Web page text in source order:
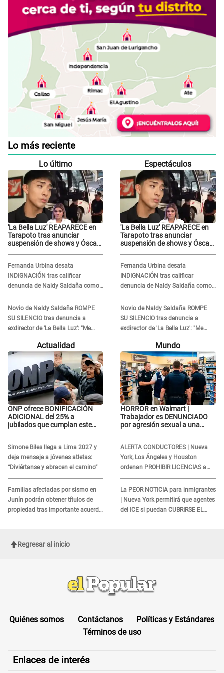
Lo más reciente
Lo último
'La Bella Luz' REAPARECE en
Tarapoto tras anunciar
suspensión de shows y Óscar
Fernanda Urbina desata
INDIGNACIÓN tras calificar
denuncia de Naldy Saldaña como
'acto bochornoso': "No es justo
atacar a otra mujer"
Novio de Naldy Saldaña ROMPE
SU SILENCIO tras denuncia a
exdirector de 'La Bella Luz': "Me
basta con que ella esté bien"
Espectáculos
'La Bella Luz' REAPARECE en
Tarapoto tras anunciar
suspensión de shows y Óscar
Fernanda Urbina desata
INDIGNACIÓN tras calificar
denuncia de Naldy Saldaña como
'acto bochornoso': "No es justo
atacar a otra mujer"
Novio de Naldy Saldaña ROMPE
SU SILENCIO tras denuncia a
exdirector de 'La Bella Luz': "Me
basta con que ella esté bien"
Actualidad
ONP ofrece BONIFICACIÓN
ADICIONAL del 25% a
jubilados que cumplan este
Simone Biles llega a Lima 2027 y
deja mensaje a jóvenes atletas:
“Diviértanse y abracen el camino”
Familias afectadas por sismo en
Junín podrán obtener títulos de
propiedad tras importante acuerdo
de Cofopri
Mundo
HORROR en Walmart |
Trabajador es DENUNCIADO
por agresión sexual a una
ALERTA CONDUCTORES | Nueva
York, Los Ángeles y Houston
ordenan PROHIBIR LICENCIAS a
quienes no presenten ESTE
DOCUMENTO
La PEOR NOTICIA para inmigrantes
| Nueva York permitirá que agentes
del ICE si puedan CUBRIRSE EL
ROSTRO
Regresar al inicio
Quiénes somos Contáctanos
Políticas y Estándares
Términos de uso
Enlaces de interés